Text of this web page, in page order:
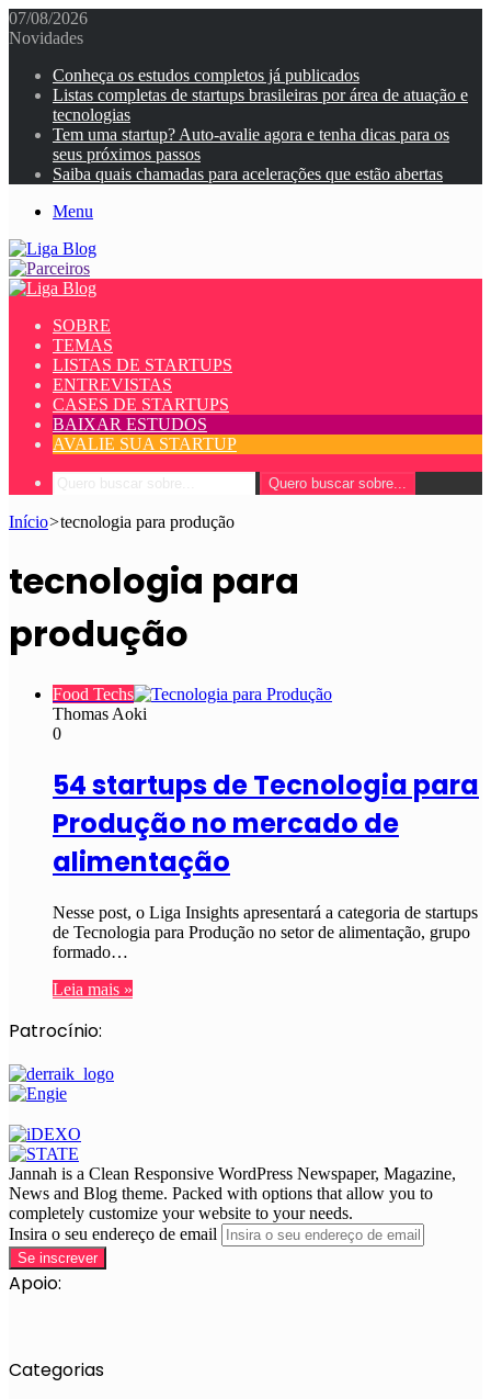
07/08/2026
Novidades
Conheça os estudos completos já publicados
Listas completas de startups brasileiras por área de atuação e
tecnologias
Tem uma startup? Auto-avalie agora e tenha dicas para os
seus próximos passos
Saiba quais chamadas para acelerações que estão abertas
Menu
SOBRE
TEMAS
LISTAS DE STARTUPS
ENTREVISTAS
CASES DE STARTUPS
BAIXAR ESTUDOS
AVALIE SUA STARTUP
Quero buscar sobre...
Início>tecnologia para produção
tecnologia para
produção
Food Techs
Thomas Aoki
0
54 startups de Tecnologia para
Produção no mercado de
alimentação
Nesse post, o Liga Insights apresentará a categoria de startups
de Tecnologia para Produção no setor de alimentação, grupo
formado…
Leia mais »
Patrocínio:
Jannah is a Clean Responsive WordPress Newspaper, Magazine,
News and Blog theme. Packed with options that allow you to
completely customize your website to your needs.
Insira o seu endereço de email
Apoio:
Categorias